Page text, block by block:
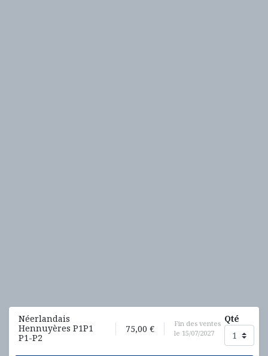
Néerlandais
Hennuyères P1P1
P1-P2
75,00 €
Fin des ventes
le 15/07/2027
Qté